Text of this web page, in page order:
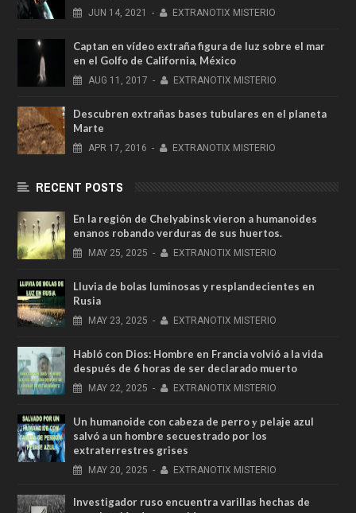
JUN 14, 2021 - EXTRANOTIX MISTERIO
Captan en vídeo extraña figura de luz sobre el mar
en el Golfo de California, México
AUG 11, 2017 - EXTRANOTIX MISTERIO
Descubren extrañas bases tubulares en el planeta
Marte
APR 17, 2016 - EXTRANOTIX MISTERIO
RECENT POSTS
En la región de Chelyabinsk vieron a humanoides
enanos robando verduras de sus huertos.
MAY 25, 2025 - EXTRANOTIX MISTERIO
Lluvia de bolas luminosas y resplandecientes en
Rusia
MAY 23, 2025 - EXTRANOTIX MISTERIO
Habló con Dios: Hombre en Francia volvió a la vida
después de 6 horas de ser declarado muerto
MAY 22, 2025 - EXTRANOTIX MISTERIO
Un humanoide con cabeza de perro у pelaje azul
salvó a un hombre secuestrado por los
extraterrestres grises
MAY 20, 2025 - EXTRANOTIX MISTERIO
Investigador ruso encuentra varillas hechas de